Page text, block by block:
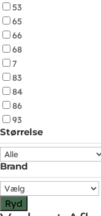
53
65
66
68
7
83
84
86
93
Størrelse
Brand
Ryd